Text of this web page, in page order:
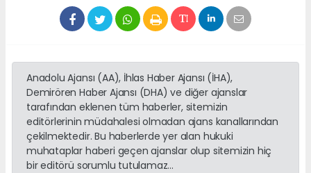
Anadolu Ajansı (AA), İhlas Haber Ajansı (İHA),
Demirören Haber Ajansı (DHA) ve diğer ajanslar
tarafından eklenen tüm haberler, sitemizin
editörlerinin müdahalesi olmadan ajans kanallarından
çekilmektedir. Bu haberlerde yer alan hukuki
muhataplar haberi geçen ajanslar olup sitemizin hiç
bir editörü sorumlu tutulamaz...